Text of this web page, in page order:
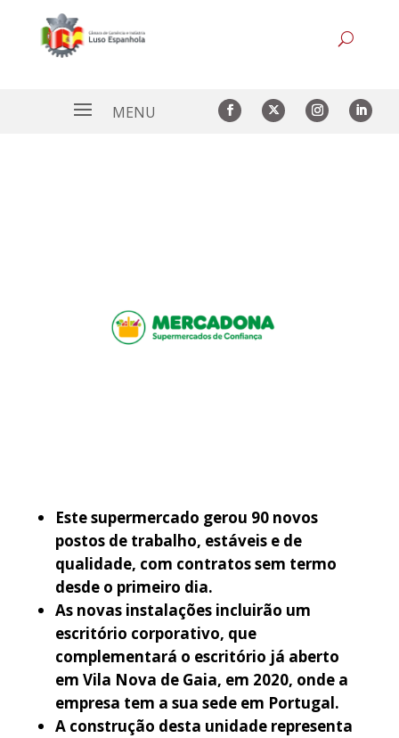
Este supermercado gerou 90 novos
postos de trabalho, estáveis e de
qualidade, com contratos sem termo
desde o primeiro dia.
As novas instalações incluirão um
escritório corporativo, que
complementará o escritório já aberto
em Vila Nova de Gaia, em 2020, onde a
empresa tem a sua sede em Portugal.
A construção desta unidade representa